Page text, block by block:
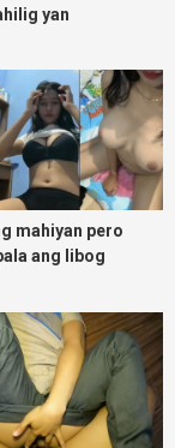
yan
mahiyan pero
ang libog